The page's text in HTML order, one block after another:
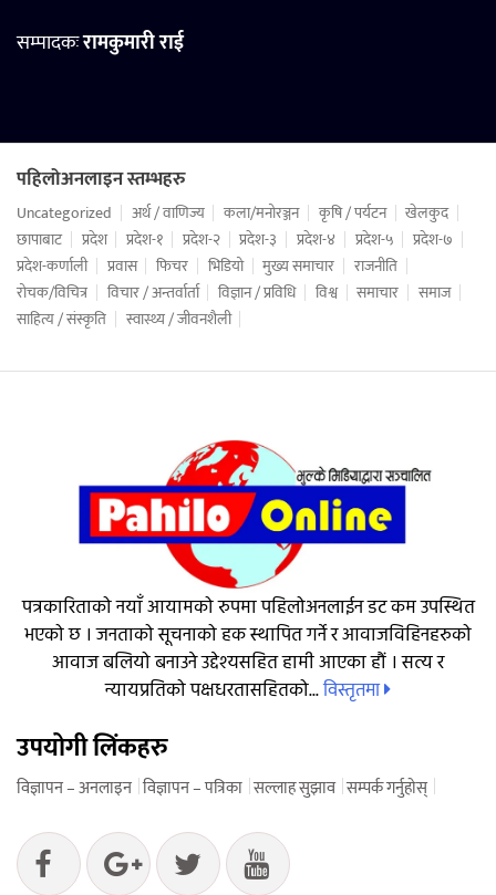
सम्पादकःरामकुमारी राई
पहिलोअनलाइन स्तम्भहरु
Uncategorized अर्थ / वाणिज्य कला/मनोरञ्जन कृषि / पर्यटन
खेलकुद
छापाबाट
प्रदेश प्रदेश-१ प्रदेश-२ प्रदेश-३ प्रदेश-४ प्रदेश-५
प्रदेश-७
प्रदेश-कर्णाली
प्रवास फिचर भिडियो मुख्य समाचार
राजनीति
रोचक/विचित्र
विचार / अन्तर्वार्ता विज्ञान / प्रविधि विश्व समाचार
समाज
साहित्य / संस्कृति
स्वास्थ्य / जीवनशैली
पत्रकारिताको नयाँ आयामको रुपमा पहिलोअनलाईन डट कम उपस्थित
भएको छ । जनताको सूचनाको हक स्थापित गर्ने र आवाजविहिनहरुको
आवाज बलियो बनाउने उद्देश्यसहित हामी आएका हौं । सत्य र
न्यायप्रतिको पक्षधरतासहितको...विस्तृतमा
उपयोगी लिंकहरु
विज्ञापन – अनलाइन विज्ञापन – पत्रिका सल्लाह सुझाव सम्पर्क गर्नुहोस्